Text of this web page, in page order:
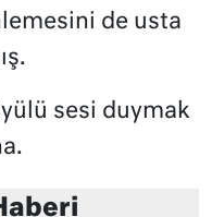
de usta
sesi duymak